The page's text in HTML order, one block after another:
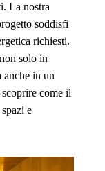
La nostra
soddisfi
richiesti.
solo in
anche in un
come il
e